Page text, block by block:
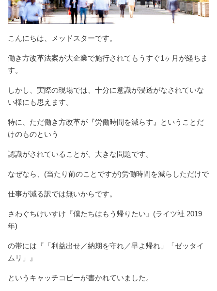
こんにちは、メッドスターです。
働き方改革法案が大企業で施行されてもうすぐ1ヶ月が経ちま
す。
しかし、実際の現場では、十分に意識が浸透がなされていな
い様にも思えます。
特に、ただ働き方改革が『労働時間を減らす』ということだ
けのものという
認識がされていることが、大きな問題です。
なぜなら、(当たり前のことですが)労働時間を減らしただけで
仕事が減る訳では無いからです。
さわぐちけいすけ『僕たちはもう帰りたい』(ライツ社 2019
年)
の帯には『「利益出せ／納期を守れ／早よ帰れ」「ゼッタイ
ムリ」』
というキャッチコピーが書かれていました。